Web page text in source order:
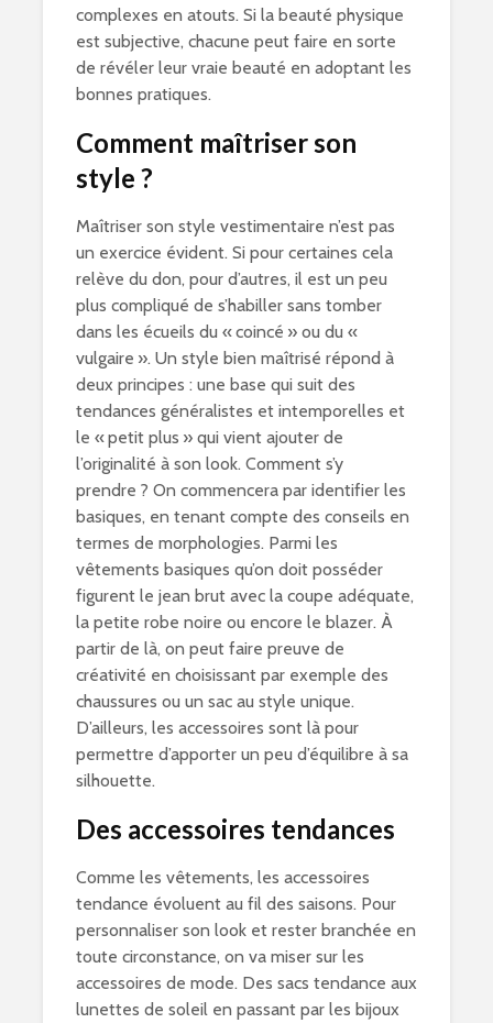
complexes en atouts. Si la beauté physique
est subjective, chacune peut faire en sorte
de révéler leur vraie beauté en adoptant les
bonnes pratiques.
Comment maîtriser son
style ?
Maîtriser son style vestimentaire n’est pas
un exercice évident. Si pour certaines cela
relève du don, pour d’autres, il est un peu
plus compliqué de s’habiller sans tomber
dans les écueils du « coincé » ou du «
vulgaire ». Un style bien maîtrisé répond à
deux principes : une base qui suit des
tendances généralistes et intemporelles et
le « petit plus » qui vient ajouter de
l’originalité à son look. Comment s’y
prendre ? On commencera par identifier les
basiques, en tenant compte des conseils en
termes de morphologies. Parmi les
vêtements basiques qu’on doit posséder
figurent le jean brut avec la coupe adéquate,
la petite robe noire ou encore le blazer. À
partir de là, on peut faire preuve de
créativité en choisissant par exemple des
chaussures ou un sac au style unique.
D’ailleurs, les accessoires sont là pour
permettre d’apporter un peu d’équilibre à sa
silhouette.
Des accessoires tendances
Comme les vêtements, les accessoires
tendance évoluent au fil des saisons. Pour
personnaliser son look et rester branchée en
toute circonstance, on va miser sur les
accessoires de mode. Des sacs tendance aux
lunettes de soleil en passant par les bijoux